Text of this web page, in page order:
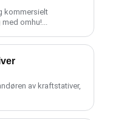
kommersielt
omhu!...
av kraftstativer,